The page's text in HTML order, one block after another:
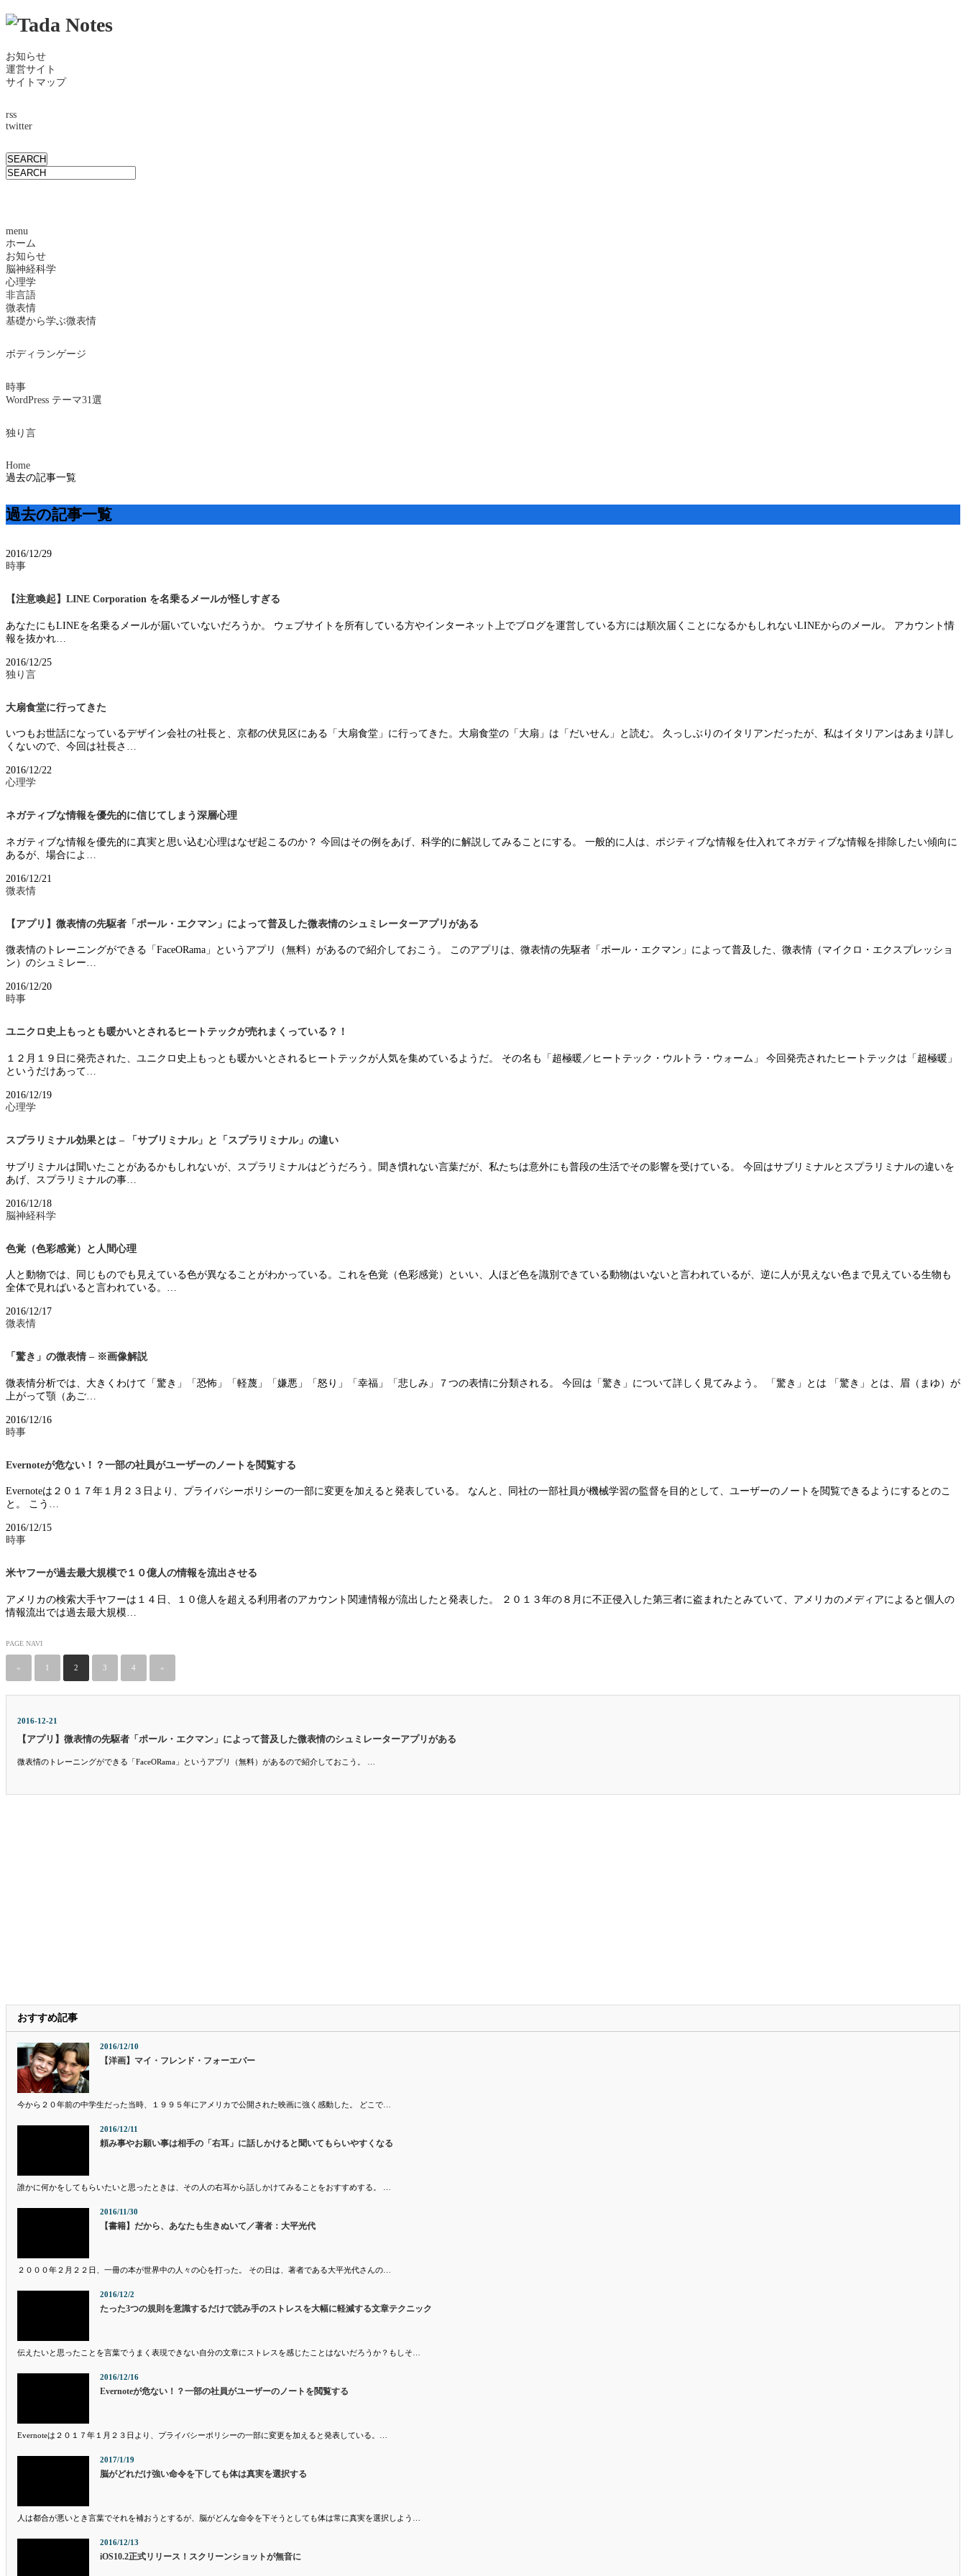
お知らせ
運営サイト
サイトマップ
rss
twitter
menu
ホーム
お知らせ
脳神経科学
心理学
非言語
微表情
基礎から学ぶ微表情
ボディランゲージ
時事
WordPress テーマ31選
独り言
Home
過去の記事一覧
過去の記事一覧
2016/12/29
時事
【注意喚起】LINE Corporation を名乗るメールが怪しすぎる
あなたにもLINEを名乗るメールが届いていないだろうか。 ウェブサイトを所有している方やインターネット上でブログを運営している方には順次届くことになるかもしれないLINEからのメール。 アカウント情
報を抜かれ…
2016/12/25
独り言
大扇食堂に行ってきた
いつもお世話になっているデザイン会社の社長と、京都の伏見区にある「大扇食堂」に行ってきた。大扇食堂の「大扇」は「だいせん」と読む。 久っしぶりのイタリアンだったが、私はイタリアンはあまり詳し
くないので、今回は社長さ…
2016/12/22
心理学
ネガティブな情報を優先的に信じてしまう深層心理
ネガティブな情報を優先的に真実と思い込む心理はなぜ起こるのか？ 今回はその例をあげ、科学的に解説してみることにする。 一般的に人は、ポジティブな情報を仕入れてネガティブな情報を排除したい傾向に
あるが、場合によ…
2016/12/21
微表情
【アプリ】微表情の先駆者「ポール・エクマン」によって普及した微表情のシュミレーターアプリがある
微表情のトレーニングができる「FaceORama」というアプリ（無料）があるので紹介しておこう。 このアプリは、微表情の先駆者「ポール・エクマン」によって普及した、微表情（マイクロ・エクスプレッショ
ン）のシュミレー…
2016/12/20
時事
ユニクロ史上もっとも暖かいとされるヒートテックが売れまくっている？！
１２月１９日に発売された、ユニクロ史上もっとも暖かいとされるヒートテックが人気を集めているようだ。 その名も「超極暖／ヒートテック・ウルトラ・ウォーム」 今回発売されたヒートテックは「超極暖」
というだけあって…
2016/12/19
心理学
スプラリミナル効果とは – 「サブリミナル」と「スプラリミナル」の違い
サブリミナルは聞いたことがあるかもしれないが、スプラリミナルはどうだろう。聞き慣れない言葉だが、私たちは意外にも普段の生活でその影響を受けている。 今回はサブリミナルとスプラリミナルの違いを
あげ、スプラリミナルの事…
2016/12/18
脳神経科学
色覚（色彩感覚）と人間心理
人と動物では、同じものでも見えている色が異なることがわかっている。これを色覚（色彩感覚）といい、人ほど色を識別できている動物はいないと言われているが、逆に人が見えない色まで見えている生物も
全体で見ればいると言われている。…
2016/12/17
微表情
「驚き」の微表情 – ※画像解説
微表情分析では、大きくわけて「驚き」「恐怖」「軽蔑」「嫌悪」「怒り」「幸福」「悲しみ」７つの表情に分類される。 今回は「驚き」について詳しく見てみよう。 「驚き」とは 「驚き」とは、眉（まゆ）が
上がって顎（あご…
2016/12/16
時事
Evernoteが危ない！？一部の社員がユーザーのノートを閲覧する
Evernoteは２０１７年１月２３日より、プライバシーポリシーの一部に変更を加えると発表している。 なんと、同社の一部社員が機械学習の監督を目的として、ユーザーのノートを閲覧できるようにするとのこ
と。 こう…
2016/12/15
時事
米ヤフーが過去最大規模で１０億人の情報を流出させる
アメリカの検索大手ヤフーは１４日、１０億人を超える利用者のアカウント関連情報が流出したと発表した。 ２０１３年の８月に不正侵入した第三者に盗まれたとみていて、アメリカのメディアによると個人の
情報流出では過去最大規模…
PAGE NAVI
« 1 2 3 4 »
2016-12-21
【アプリ】微表情の先駆者「ポール・エクマン」によって普及した微表情のシュミレーターアプリがある
微表情のトレーニングができる「FaceORama」というアプリ（無料）があるので紹介しておこう。 …
おすすめ記事
2016/12/10
【洋画】マイ・フレンド・フォーエバー
今から２０年前の中学生だった当時、１９９５年にアメリカで公開された映画に強く感動した。 どこで…
2016/12/11
頼み事やお願い事は相手の「右耳」に話しかけると聞いてもらいやすくなる
誰かに何かをしてもらいたいと思ったときは、その人の右耳から話しかけてみることをおすすめする。 …
2016/11/30
【書籍】だから、あなたも生きぬいて／著者：大平光代
２０００年２月２２日、一冊の本が世界中の人々の心を打った。 その日は、著者である大平光代さんの…
2016/12/2
たった3つの規則を意識するだけで読み手のストレスを大幅に軽減する文章テクニック
伝えたいと思ったことを言葉でうまく表現できない自分の文章にストレスを感じたことはないだろうか？もしそ…
2016/12/16
Evernoteが危ない！？一部の社員がユーザーのノートを閲覧する
Evernoteは２０１７年１月２３日より、プライバシーポリシーの一部に変更を加えると発表している。…
2017/1/19
脳がどれだけ強い命令を下しても体は真実を選択する
人は都合が悪いとき言葉でそれを補おうとするが、脳がどんな命令を下そうとしても体は常に真実を選択しよう…
2016/12/13
iOS10.2正式リリース！スクリーンショットが無音に